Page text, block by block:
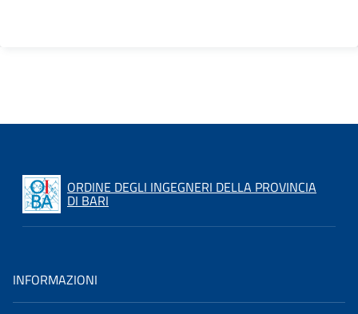
ORDINE DEGLI INGEGNERI DELLA PROVINCIA
DI BARI
INFORMAZIONI